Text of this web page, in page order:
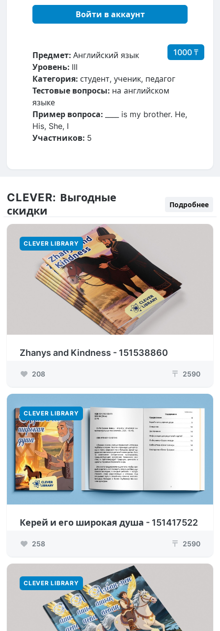
Войти в аккаунт
1000 ₸
Предмет: Английский язык
Уровень: III
Категория: студент, ученик, педагог
Тестовые вопросы: на английском
языке
Пример вопроса:
____ is my brother. He,
His, She, I
Участников: 5
CLEVER: Выгодные
скидки
Подробнее
CLEVER LIBRARY
Zhanys and Kindness - 151538860
208 ₸ 2590
CLEVER LIBRARY
Керей и его широкая душа - 151417522
258 ₸ 2590
CLEVER LIBRARY